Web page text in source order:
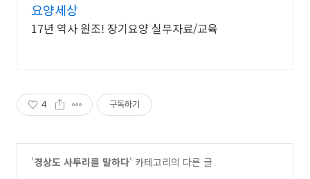
요양세상
17년 역사 원조! 장기요양 실무자료/교육
4 구독하기
'경상도 사투리를 말하다' 카테고리의 다른 글